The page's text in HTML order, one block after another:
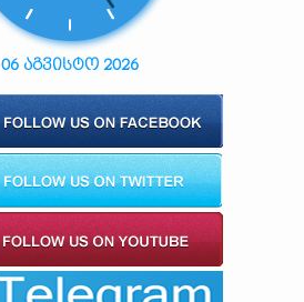
06 აგვისტო 2026